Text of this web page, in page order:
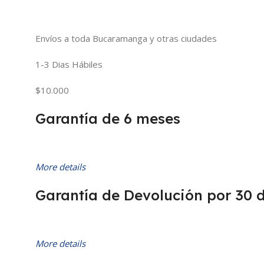
Envíos a toda Bucaramanga y otras ciudades
1-3 Dias Hábiles
$10.000
Garantía de 6 meses
More details
Garantía de Devolución por 30
More details